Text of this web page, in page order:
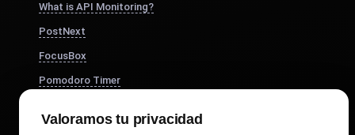
What is API Monitoring?
PostNext
FocusBox
Pomodoro Timer
Valoramos tu privacidad